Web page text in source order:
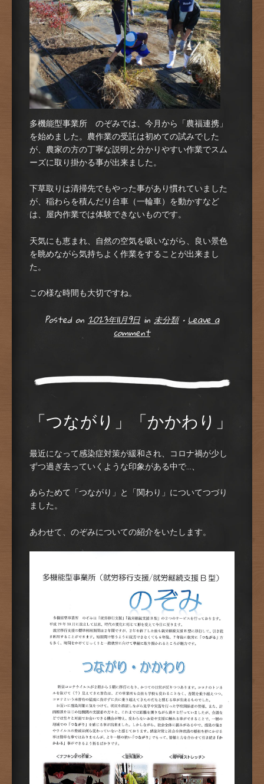
多機能型事業所 のぞみでは、今月から「農福連携」
を始めました。農作業の受託は初めての試みでした
が、農家の方の丁寧な説明と分かりやすい作業でスム
ーズに取り掛かる事が出来ました。
下草取りは清掃先でもやった事があり慣れていました
が、稲わらを積んだり台車（一輪車）を動かすなど
は、屋内作業では体験できないものです。
天気にも恵まれ、自然の空気を吸いながら、良い景色
を眺めながら気持ちよく作業をすることが出来まし
た。
この様な時間も大切ですね。
Posted on 2023年11月9日 in 未分類 • Leave a
comment
「つながり」「かかわり」
最近になって感染症対策が緩和され、コロナ禍が少し
ずつ過ぎ去っていくような印象がある中で…、
あらためて「つながり」と「関わり」についてつづり
ました。
あわせて、のぞみについての紹介をいたします。